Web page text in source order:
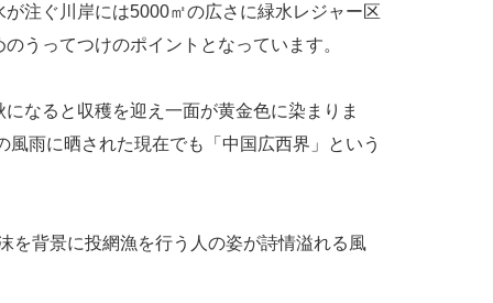
注ぐ川岸には5000㎡の広さに緑水レジャー区
うってつけのポイントとなっています。
なると収穫を迎え一面が黄金色に染まりま
雨に晒された現在でも「中国広西界」という
を背景に投網漁を行う人の姿が詩情溢れる風